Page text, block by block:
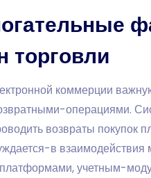
торговли
коммерции
операциями.
возвраты покупок
в взаимодействия
учетным-